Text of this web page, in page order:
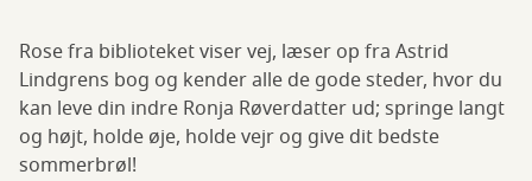
Rose fra biblioteket viser vej, læser op fra Astrid
Lindgrens bog og kender alle de gode steder, hvor du
kan leve din indre Ronja Røverdatter ud; springe langt
og højt, holde øje, holde vejr og give dit bedste
sommerbrøl!